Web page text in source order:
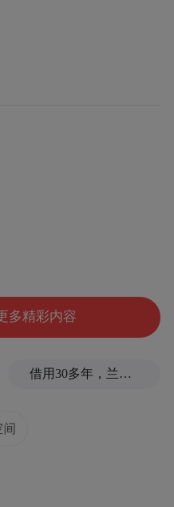
因是加州通过了一
这样的搬迁可能会
多精彩内容
借用30多年，兰州拉面还给兰州了